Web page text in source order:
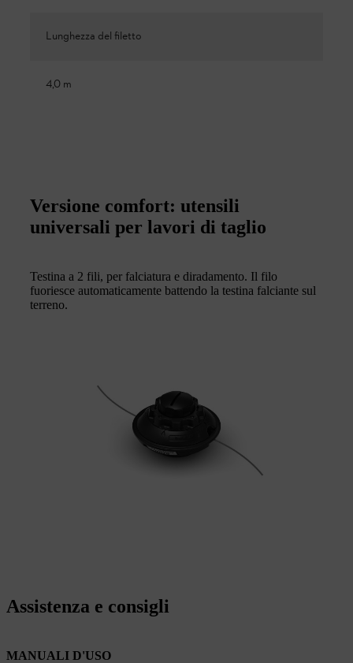
Lunghezza del filetto
4,0 m
Versione comfort: utensili
universali per lavori di taglio
Testina a 2 fili, per falciatura e diradamento. Il filo
fuoriesce automaticamente battendo la testina falciante sul
terreno.
Assistenza e consigli
MANUALI D'USO